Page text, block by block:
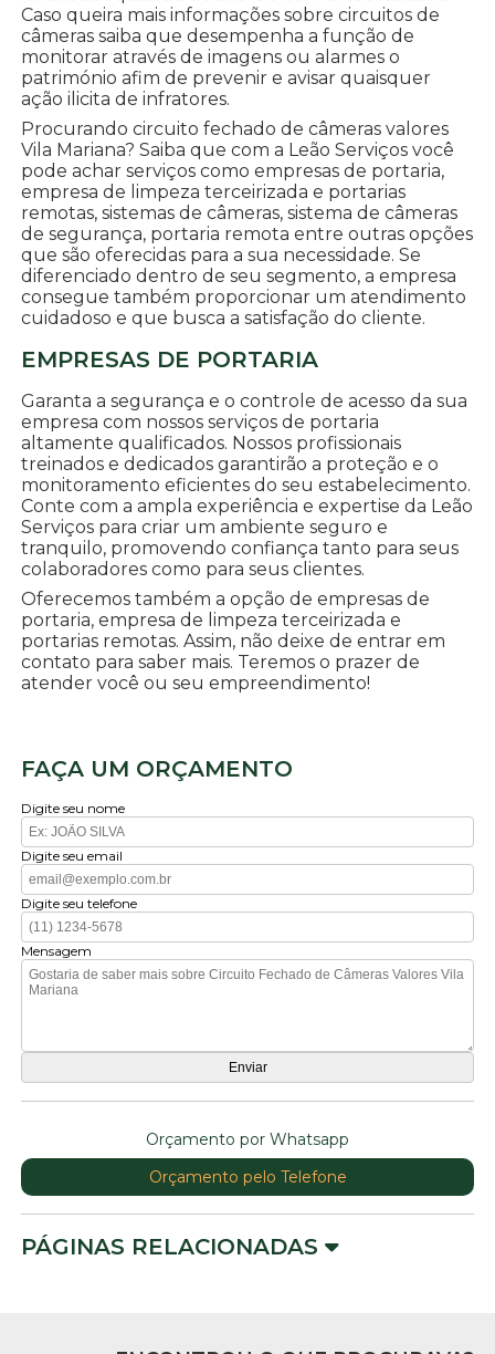
Caso queira mais informações sobre circuitos de
câmeras saiba que desempenha a função de
monitorar através de imagens ou alarmes o
património afim de prevenir e avisar quaisquer
ação ilicita de infratores.
Procurando circuito fechado de câmeras valores
Vila Mariana? Saiba que com a Leão Serviços você
pode achar serviços como empresas de portaria,
empresa de limpeza terceirizada e portarias
remotas, sistemas de câmeras, sistema de câmeras
de segurança, portaria remota entre outras opções
que são oferecidas para a sua necessidade. Se
diferenciado dentro de seu segmento, a empresa
consegue também proporcionar um atendimento
cuidadoso e que busca a satisfação do cliente.
EMPRESAS DE PORTARIA
Garanta a segurança e o controle de acesso da sua
empresa com nossos serviços de portaria
altamente qualificados. Nossos profissionais
treinados e dedicados garantirão a proteção e o
monitoramento eficientes do seu estabelecimento.
Conte com a ampla experiência e expertise da Leão
Serviços para criar um ambiente seguro e
tranquilo, promovendo confiança tanto para seus
colaboradores como para seus clientes.
Oferecemos também a opção de empresas de
portaria, empresa de limpeza terceirizada e
portarias remotas. Assim, não deixe de entrar em
contato para saber mais. Teremos o prazer de
atender você ou seu empreendimento!
FAÇA UM ORÇAMENTO
Digite seu nome
Digite seu email
Digite seu telefone
Mensagem
Orçamento por Whatsapp
Orçamento pelo Telefone
PÁGINAS RELACIONADAS